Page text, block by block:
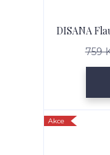
DISANA
759
Akce